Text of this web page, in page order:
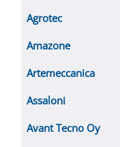
Agrotec
Amazone
Artemeccanica
Assaloni
Avant Tecno Oy